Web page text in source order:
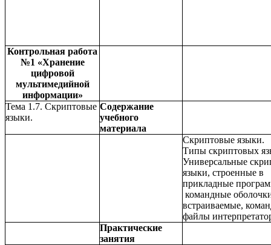
Контрольная работа
№1 «Хранение
цифровой
мультимедийной
информации»
Тема 1.7. Скриптовые
языки.
Содержание
учебного
материала
Скриптовые языки.
Типы скриптовых
Универсальные
языки, строенные в
прикладные
командные
встраиваемые,
файлы
Практические
занятия